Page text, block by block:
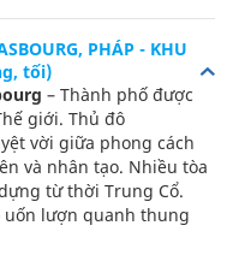
PHÁP - KHU
tối)
– Thành phố được
giới. Thủ đô
vời giữa phong cách
và nhân tạo. Nhiều tòa
từ thời Trung Cổ.
uốn lượn quanh thung